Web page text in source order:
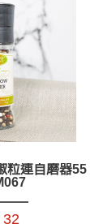
粒連自磨器55
32